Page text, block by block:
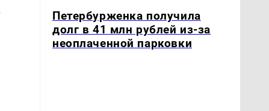
Петербурженка получила
долг в 41 млн рублей из-за
неоплаченной парковки